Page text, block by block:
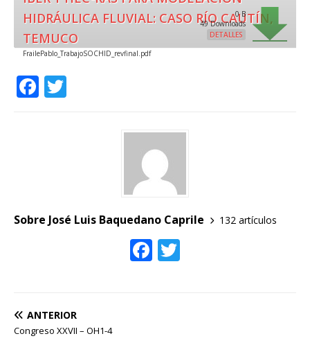
HIDRÁULICA FLUVIAL: CASO RÍO CAUTÍN,
TEMUCO
FrailePablo_TrabajoSOCHID_revfinal.pdf
0 B
49 Downloads
DETALLES
F
o
Sobre José Luis Baquedano Caprile 132 artículos
F
ANTERIOR
Congreso XXVII – OH1-4